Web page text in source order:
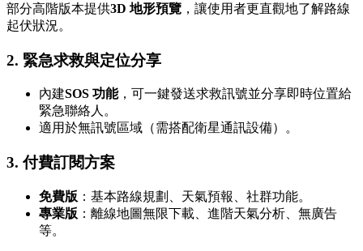
部分高階版本提供3D 地形預覽 ，讓使用者更直觀地了解路線
起伏狀況。
2. 緊急求救與定位分享
內建SOS 功能，可一鍵發送求救訊號並分享即時位置給
緊急聯絡人。
適用於無訊號區域（需搭配衛星通訊設備）。
3. 付費訂閱方案
免費版 ：基本路線規劃、天氣預報、社群功能。
專業版 ：離線地圖無限下載、進階天氣分析、無廣告
等。